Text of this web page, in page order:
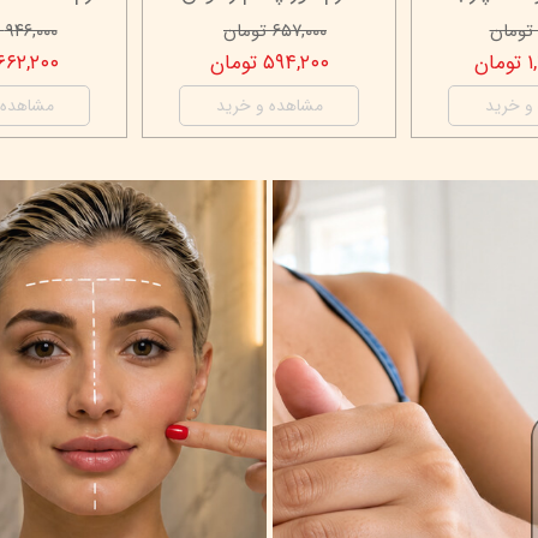
۱,۶۹۲,۰۰۰ تومان
۱,۱۸۴,۴۰۰
۶۰۰,۰۰۰ تومان
۵۲۸,۰۰۰ تومان
مشاهده و خرید خرید